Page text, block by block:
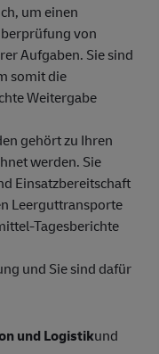
um einen
von
Aufgaben. Sie sind
somitdie
Weitergabe
gehört zu Ihren
werden. Sie
Einsatzbereitschaft
Leerguttransporte
Tagesberichte
und Sie sind dafür
und Logistikund